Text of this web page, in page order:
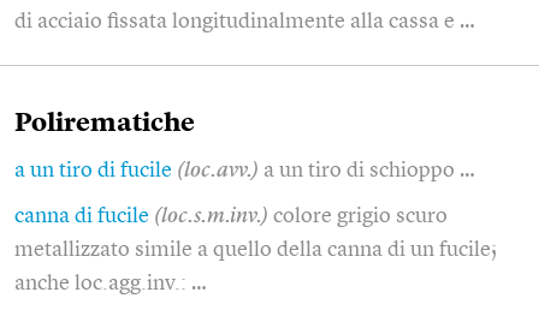
di acciaio fissata longitudinalmente alla cassa e …
Polirematiche
a un tiro di fucile (loc.avv.) a un tiro di schioppo …
canna di fucile (loc.s.m.inv.) colore grigio scuro
metallizzato simile a quello della canna di un fucile;
anche loc.agg.inv.: …